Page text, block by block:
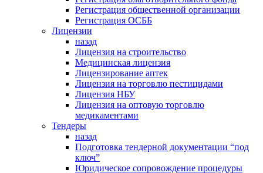
Регистрация общественной организации
Регистрация ОСББ
Лицензии
назад
Лицензия на строительство
Медицинская лицензия
Лицензирование аптек
Лицензия на торговлю пестицидами
Лицензия НБУ
Лицензия на оптовую торговлю
медикаментами
Тендеры
назад
Подготовка тендерной документации “под
ключ”
Юридическое сопровождение процедуры